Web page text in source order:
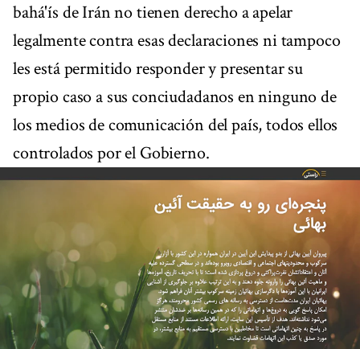
bahá'ís de Irán no tienen derecho a apelar
legalmente contra esas declaraciones ni tampoco
les está permitido responder y presentar su
propio caso a sus conciudadanos en ninguno de
los medios de comunicación del país, todos ellos
controlados por el Gobierno.